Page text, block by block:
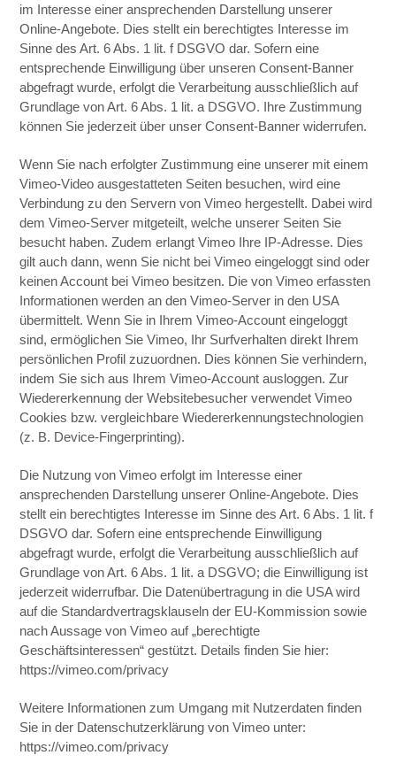
im Interesse einer ansprechenden Darstellung unserer
Online-Angebote. Dies stellt ein berechtigtes Interesse im
Sinne des Art. 6 Abs. 1 lit. f DSGVO dar. Sofern eine
entsprechende Einwilligung über unseren Consent-Banner
abgefragt wurde, erfolgt die Verarbeitung ausschließlich auf
Grundlage von Art. 6 Abs. 1 lit. a DSGVO. Ihre Zustimmung
können Sie jederzeit über unser Consent-Banner widerrufen.
Wenn Sie nach erfolgter Zustimmung eine unserer mit einem
Vimeo-Video ausgestatteten Seiten besuchen, wird eine
Verbindung zu den Servern von Vimeo hergestellt. Dabei wird
dem Vimeo-Server mitgeteilt, welche unserer Seiten Sie
besucht haben. Zudem erlangt Vimeo Ihre IP-Adresse. Dies
gilt auch dann, wenn Sie nicht bei Vimeo eingeloggt sind oder
keinen Account bei Vimeo besitzen. Die von Vimeo erfassten
Informationen werden an den Vimeo-Server in den USA
übermittelt. Wenn Sie in Ihrem Vimeo-Account eingeloggt
sind, ermöglichen Sie Vimeo, Ihr Surfverhalten direkt Ihrem
persönlichen Profil zuzuordnen. Dies können Sie verhindern,
indem Sie sich aus Ihrem Vimeo-Account ausloggen. Zur
Wiedererkennung der Websitebesucher verwendet Vimeo
Cookies bzw. vergleichbare Wiedererkennungstechnologien
(z. B. Device-Fingerprinting).
Die Nutzung von Vimeo erfolgt im Interesse einer
ansprechenden Darstellung unserer Online-Angebote. Dies
stellt ein berechtigtes Interesse im Sinne des Art. 6 Abs. 1 lit. f
DSGVO dar. Sofern eine entsprechende Einwilligung
abgefragt wurde, erfolgt die Verarbeitung ausschließlich auf
Grundlage von Art. 6 Abs. 1 lit. a DSGVO; die Einwilligung ist
jederzeit widerrufbar. Die Datenübertragung in die USA wird
auf die Standardvertragsklauseln der EU-Kommission sowie
nach Aussage von Vimeo auf „berechtigte
Geschäftsinteressen“ gestützt. Details finden Sie hier:
https://vimeo.com/privacy
Weitere Informationen zum Umgang mit Nutzerdaten finden
Sie in der Datenschutzerklärung von Vimeo unter:
https://vimeo.com/privacy